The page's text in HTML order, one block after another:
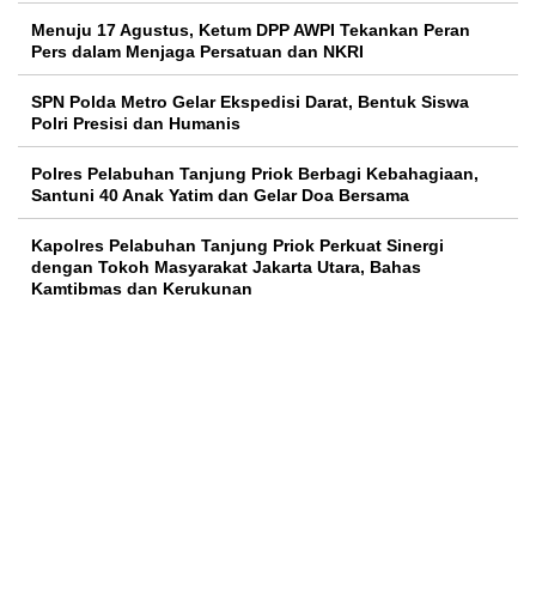
Menuju 17 Agustus, Ketum DPP AWPI Tekankan Peran
Pers dalam Menjaga Persatuan dan NKRI
SPN Polda Metro Gelar Ekspedisi Darat, Bentuk Siswa
Polri Presisi dan Humanis
Polres Pelabuhan Tanjung Priok Berbagi Kebahagiaan,
Santuni 40 Anak Yatim dan Gelar Doa Bersama
Kapolres Pelabuhan Tanjung Priok Perkuat Sinergi
dengan Tokoh Masyarakat Jakarta Utara, Bahas
Kamtibmas dan Kerukunan